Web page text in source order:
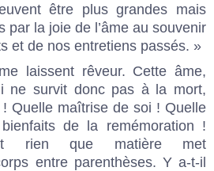
être plus grandes mais
par la joie de l’âme au souvenir
et de nos entretiens passés. »
laissent rêveur. Cette âme,
ne survit donc pas à la mort,
Quelle maîtrise de soi ! Quelle
de la remémoration !
rien que matière met
entre parenthèses. Y a-t-il